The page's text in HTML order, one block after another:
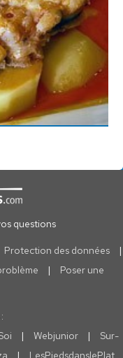
questions
Protection des données
|
|
Poser une
| Webjunior |
Sur-
| LesPiedsdanslePlat